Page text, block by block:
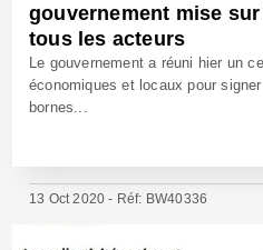
gouvernement mise
tous les acteurs
Le gouvernement a réuni hier un
économiques et locaux pour
bornes...
13 Oct 2020 - Réf: BW40336